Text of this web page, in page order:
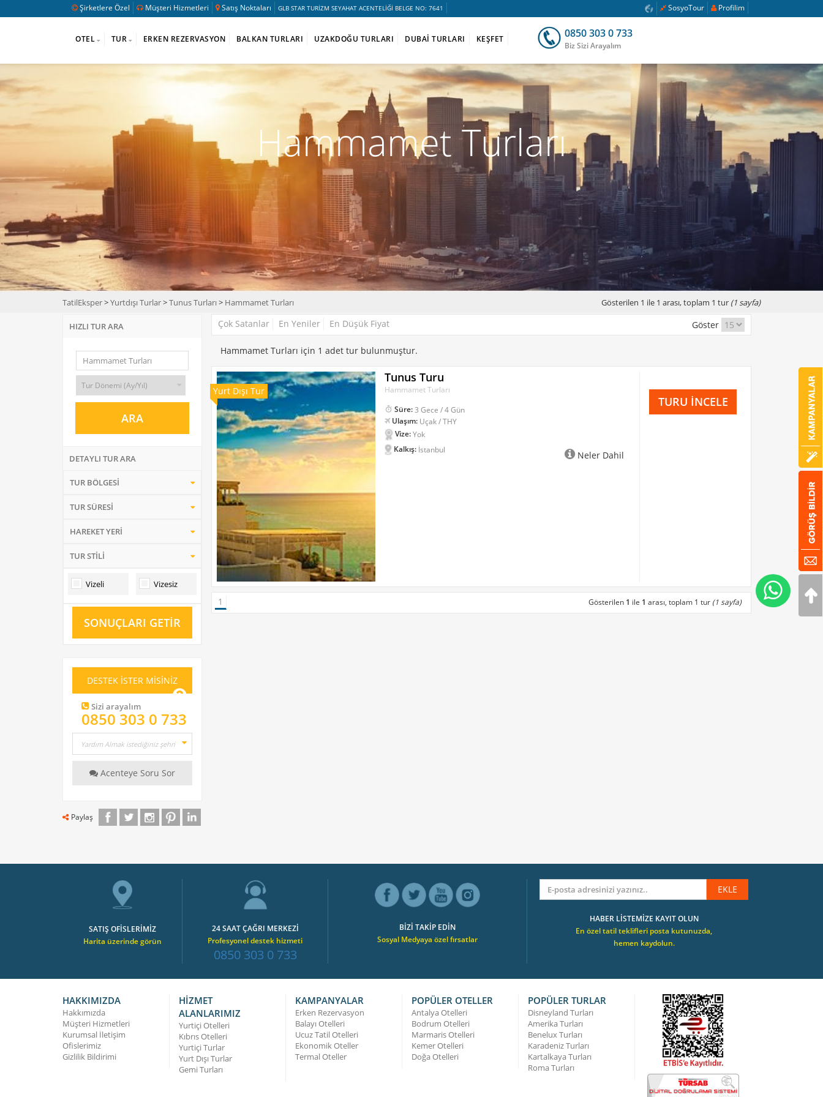
Şirketlere Özel Müşteri Hizmetleri Satış Noktaları GLB STAR TURİZM SEYAHAT ACENTELİĞİ BELGE NO: 7641 Profilim
SosyoTour
OTEL TUR ERKEN REZERVASYON BALKAN TURLARI UZAKDOĞU TURLARI DUBAİ TURLARI KEŞFET 0850 303 0 733
Biz Sizi Arayalım
Hammamet Turları
TatilEksper>Yurtdışı Turlar>Tunus Turları> Hammamet Turları Gösterilen 1 ile 1 arası, toplam 1 tur (1 sayfa)
HIZLI TUR ARA
DETAYLI TUR ARA
TUR BÖLGESİ
TUR SÜRESİ
HAREKET YERİ
TUR STİLİ
Vizeli Vizesiz
SONUÇLARI GETİR
DESTEK İSTER MİSİNİZ
Sizi arayalım
0850 303 0 733
Acenteye Soru Sor
Paylaş
Çok Satanlar En Yeniler En Düşük Fiyat Göster
Hammamet Turları için 1 adet tur bulunmuştur.
Yurt Dışı Tur
Tunus Turu
Hammamet Turları
Süre:3 Gece / 4 Gün
Ulaşım: Uçak / THY
Vize:Yok
Kalkış: İstanbul Neler Dahil
TURU İNCELE
1 Gösterilen 1 ile 1 arası, toplam 1 tur (1 sayfa)
SATIŞ OFİSLERİMİZ
Harita üzerinde görün
24 SAAT ÇAĞRI MERKEZİ
Profesyonel destek hizmeti
0850 303 0 733
BİZİ TAKİP EDİN
Sosyal Medyaya özel fırsatlar
EKLE
HABER LİSTEMİZE KAYIT OLUN
En özel tatil teklifleri posta kutunuzda,
hemen kaydolun.
HAKKIMIZDA
Hakkımızda
Müşteri Hizmetleri
Kurumsal İletişim
Ofislerimiz
Gizlilik Bildirimi
HİZMET
ALANLARIMIZ
Yurtiçi Otelleri
Kıbrıs Otelleri
Yurtiçi Turlar
Yurt Dışı Turlar
Gemi Turları
KAMPANYALAR
Erken Rezervasyon
Balayı Otelleri
Ucuz Tatil Otelleri
Ekonomik Oteller
Termal Oteller
POPÜLER OTELLER
Antalya Otelleri
Bodrum Otelleri
Marmaris Otelleri
Kemer Otelleri
Doğa Otelleri
POPÜLER TURLAR
Disneyland Turları
Amerika Turları
Benelux Turları
Karadeniz Turları
Kartalkaya Turları
Roma Turları